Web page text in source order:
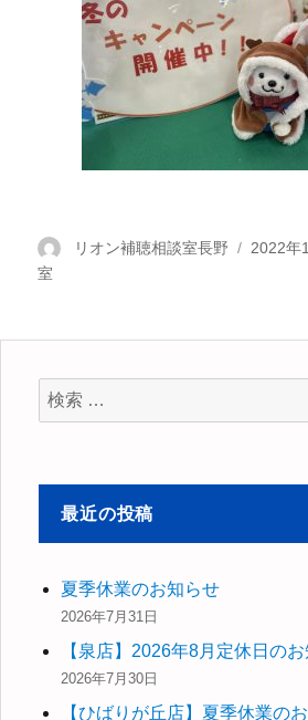
投
リオン補聴相談室長野
投
2022年
室
検
索
象:
最近の投稿
夏季休業のお知らせ
2026年7月31日
【泉店】2026年8月定休日の
2026年7月30日
【ひばりが丘店】夏季休業の